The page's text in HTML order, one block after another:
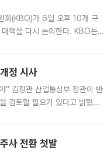
회(KBO)가 6일 오후 10개 구
책을 다시 논의한다. KBO는
정 시사
” 김정관 산업통상부 장관이 반
검토할 필요가 있다고 밝혔다.
사 전환 첫발